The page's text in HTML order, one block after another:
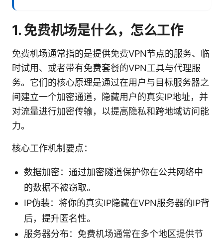
1. 免费机场是什么，怎么工作
免费机场通常指的是提供免费VPN节点的服务、临
时试用、或者带有免费套餐的VPN工具与代理服
务。它们的核心原理是通过在用户与目标服务器之
间建立一个加密通道，隐藏用户的真实IP地址，并
对流量进行加密传输，以提高隐私和跨地域访问能
力。
核心工作机制要点：
数据加密：通过加密隧道保护你在公共网络中
的数据不被窃取。
IP伪装：将你的真实IP隐藏在VPN服务器的IP背
后，提升匿名性。
服务器分布：免费机场通常在多个地区提供节